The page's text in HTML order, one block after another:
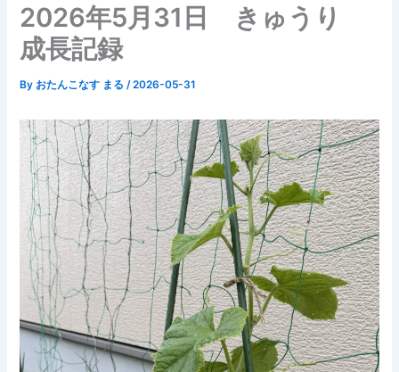
2026年5月31日 きゅうり
成長記録
By おたんこなす まる/2026-05-31